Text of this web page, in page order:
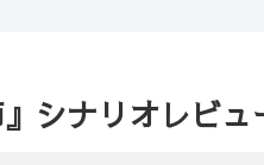
』シナリオレビュ